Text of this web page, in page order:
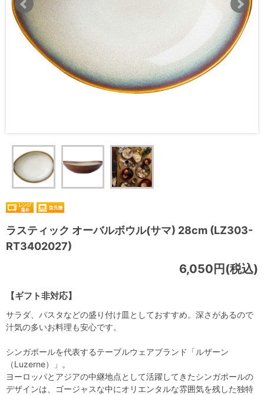
ラスティック オーバルボウル(サマ) 28cm (LZ303-
RT3402027)
【ギフト非対応】
6,050円(税込)
サラダ、パスタなどの盛り付け皿としておすすめ。深さがあるので
汁気の多いお料理も安心です。
シンガポールを代表するテーブルウェアブランド「ルザーン
（Luzerne）」。
ヨーロッパとアジアの中継地点として活躍してきたシンガポールの
デザインは、ゴージャスな中にオリエンタルな雰囲気を残した独特